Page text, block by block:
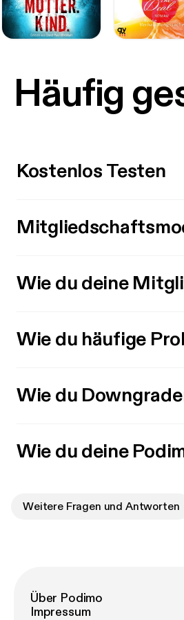
Häufig
Kostenlos Testen
Wie du deine
Wie du häufige
Wie du
Wie du deine
Weitere Fragen und Antworten
Über Podimo
Impressum